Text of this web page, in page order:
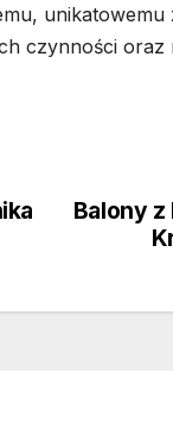
czynności
Balony